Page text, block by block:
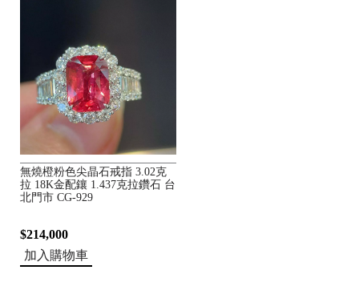
無燒橙粉色尖晶石戒指 3.02克
拉 18K金配鑲 1.437克拉鑽石 台
北門市 CG-929
$214,000
加入購物車